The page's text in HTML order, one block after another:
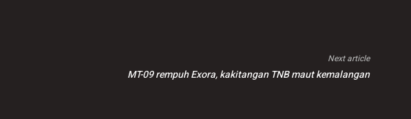
Next article
MT-09 rempuh Exora, kakitangan TNB maut kemalangan